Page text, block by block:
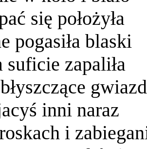
się położyła
pogasiła blaski
suficie zapaliła
inni naraz
i